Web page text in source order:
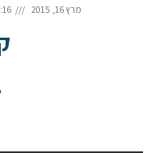
מרץ 16, 2015 pm